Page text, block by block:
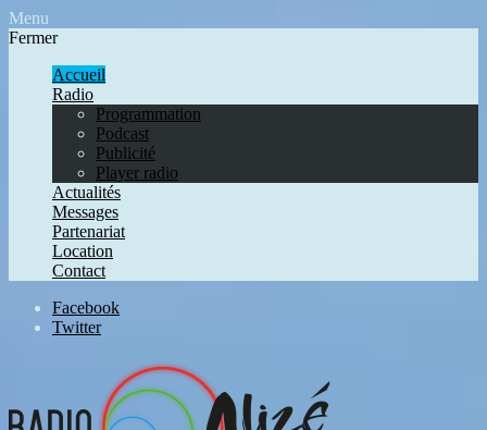
Menu
Fermer
Accueil
Radio
Programmation
Podcast
Publicité
Player radio
Actualités
Messages
Partenariat
Location
Contact
Facebook
Twitter